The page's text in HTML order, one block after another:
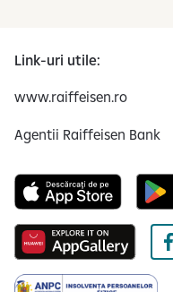
Link-uri utile:
www.raiffeisen.ro
Agentii Raiffeisen Bank